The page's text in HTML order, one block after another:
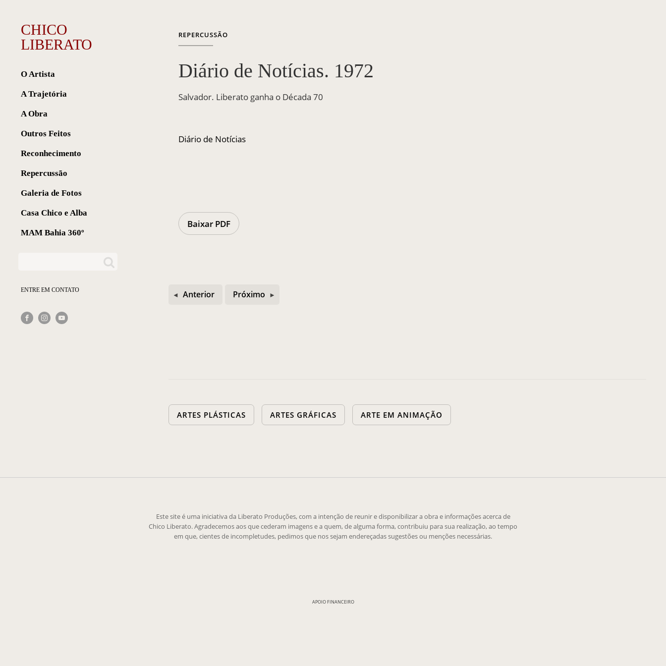
CHICO
LIBERATO
O Artista
A Trajetória
A Obra
Outros Feitos
Reconhecimento
Repercussão
Galeria de Fotos
Casa Chico e Alba
MAM Bahia 360º
ENTRE EM CONTATO
REPERCUSSÃO
Diário de Notícias. 1972
Salvador. Liberato ganha o Década 70
Diário de Notícias
Baixar PDF
Anterior Próximo
ARTES PLÁSTICAS ARTES GRÁFICAS ARTE EM ANIMAÇÃO
Este site é uma iniciativa da Liberato Produções, com a intenção de reunir e disponibilizar a obra e informações acerca de
Chico Liberato. Agradecemos aos que cederam imagens e a quem, de alguma forma, contribuiu para sua realização, ao tempo
em que, cientes de incompletudes, pedimos que nos sejam endereçadas sugestões ou menções necessárias.
APOIO FINANCEIRO